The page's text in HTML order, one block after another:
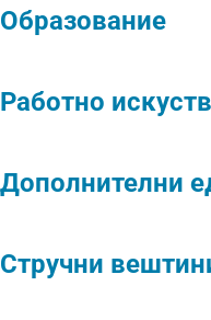
Образование
Работно
Дополнителни
Стручни